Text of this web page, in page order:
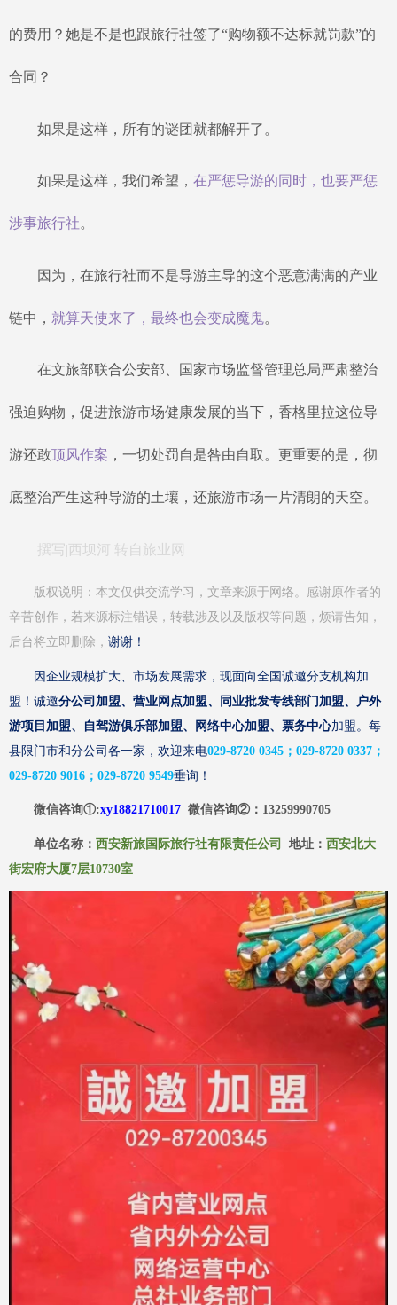
的费用？她是不是也跟旅行社签了“购物额不达标就罚款”的
合同？
如果是这样，所有的谜团就都解开了。
如果是这样，我们希望， 在严惩导游的同时，也要严惩
涉事旅行社。
因为，在旅行社而不是导游主导的这个恶意满满的产业
链中， 就算天使来了，最终也会变成魔鬼。
在文旅部联合公安部、国家市场监督管理总局严肃整治
强迫购物，促进旅游市场健康发展的当下，香格里拉这位导
游还敢顶风作案 ，一切处罚自是咎由自取。更重要的是，彻
底整治产生这种导游的土壤，还旅游市场一片清朗的天空。
撰写 |西坝河 转自 旅业网
版权说明：本文仅供交流学习，文章来源于网络。感谢原作者的
辛苦创作，若来源标注错误，转载涉及以及版权等问题，烦请告知，
后台将立即删除， 谢谢！
因企业规模扩大、市场发展需求，现面向全国诚邀分支机构加
盟！诚邀分公司加盟、营业网点加盟、同业批发专线部门加盟、户外
游项目加盟、自驾游俱乐部加盟、网络中心加盟、票务中心加盟。每
县限门市和分公司各一家，欢迎来电029-8720 0345；029-8720 0337；
029-8720 9016；029-8720 9549垂询！
微信咨询①:xy18821710017微信咨询② ： 13259990705
单位名称：西安新旅国际旅行社有限责任公司 地址：西安北大
街宏府大厦7层10730室